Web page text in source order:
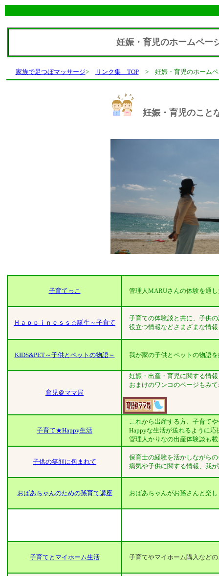
妊娠・育児のホームペー
家族で足つぼマッサージ> リンク集 TOP > 妊娠・育児のホームペ
妊娠・育児のこ
子育てっこ 管理人MARUさんの体験を通
Ｈａｐｐｉｎｅｓｓ☆誕生～子育て
子育ての体験談と共に、子供
役立つ情報などさまざまな情
KIDS&PET～子供とペットの物語～ 我が家の子供とペットの物語
育児＠ママ局
妊娠・出産・育児に関する情
おまけのワンコのページもみ
子育て★Happy生活
これから出産する方、子育て
Happyな生活が送れるように応
管理人かりなの出産体験談も
子供の笑顔に包まれて
保育士の経験を活かしながら
病気や子供に関する情報、我
おばあちゃんのための孫育て講座 おばあちゃんがお孫さんと楽
子育てとマイホーム生活 子育てやマイホーム購入など